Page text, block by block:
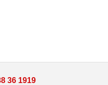
36 1919